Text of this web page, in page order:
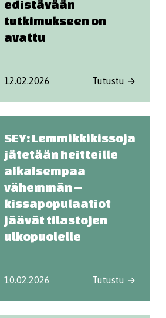
edistävään
tutkimukseen on
avattu
12.02.2026 Tutustu →
SEY: Lemmikkikissoja
jätetään heitteille
aikaisempaa
vähemmän –
kissapopulaatiot
jäävät tilastojen
ulkopuolelle
10.02.2026 Tutustu →